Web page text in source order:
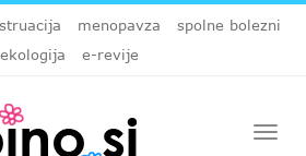
menopavza
spolne bolezni
e-revije